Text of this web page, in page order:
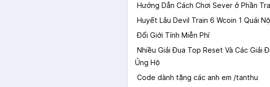
Hướng Dẫn Cách Chơi Sever ở Phần
Huyết Lâu Devil Train 6 Wcoin 1 Quái
Đổi Giới Tính Miễn Phí
Nhiều Giải Đua Top Reset Và Các Giải
Ủng Hộ
Code dành tặng các anh em /tanthu